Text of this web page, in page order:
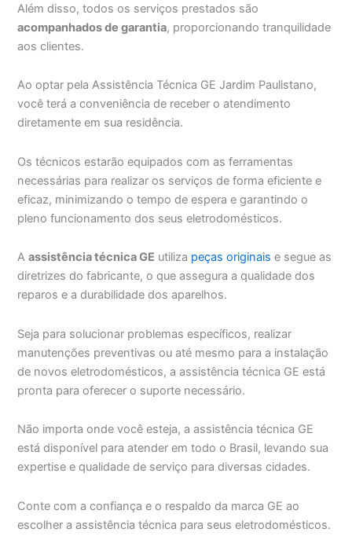
Além disso, todos os serviços prestados são
acompanhados de garantia, proporcionando tranquilidade
aos clientes.
Ao optar pela Assistência Técnica GE Jardim Paulistano,
você terá a conveniência de receber o atendimento
diretamente em sua residência.
Os técnicos estarão equipados com as ferramentas
necessárias para realizar os serviços de forma eficiente e
eficaz, minimizando o tempo de espera e garantindo o
pleno funcionamento dos seus eletrodomésticos.
Aassistência técnica GE utiliza peças originais e segue as
diretrizes do fabricante, o que assegura a qualidade dos
reparos e a durabilidade dos aparelhos.
Seja para solucionar problemas específicos, realizar
manutenções preventivas ou até mesmo para a instalação
de novos eletrodomésticos, a assistência técnica GE está
pronta para oferecer o suporte necessário.
Não importa onde você esteja, a assistência técnica GE
está disponível para atender em todo o Brasil, levando sua
expertise e qualidade de serviço para diversas cidades.
Conte com a confiança e o respaldo da marca GE ao
escolher a assistência técnica para seus eletrodomésticos.